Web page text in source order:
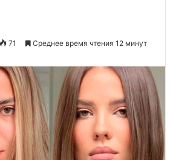
71 Среднее время чтения 12 минут